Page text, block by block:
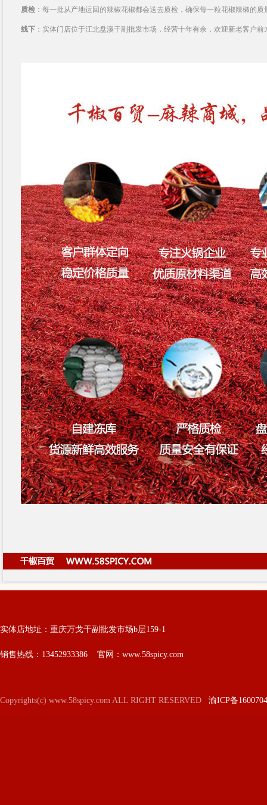
质检 ：每一批从产地运回的辣椒花椒都会送去质检，确保每一粒花椒辣椒的质
线下 ：实体门店位于江北盘溪干副批发市场，经营十年有余，欢迎新老客户前
实体店地址：重庆万戈干副批发市场b层159-1
销售热线：13452933386 官网：www.58spicy.com
Copyrights(c) www.58spicy.com ALL RIGHT RESERVED 渝ICP备